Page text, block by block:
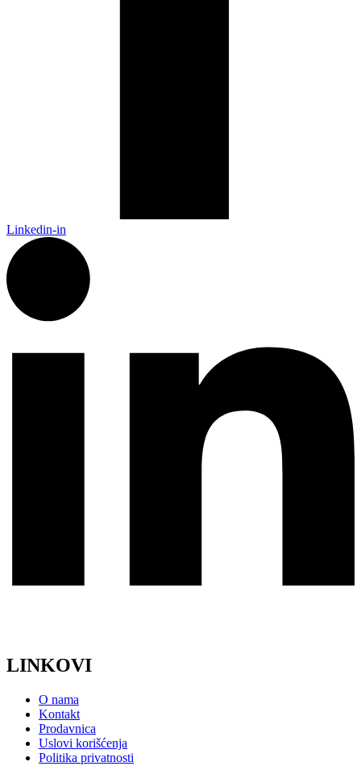
Linkedin-in
LINKOVI
O nama
Kontakt
Prodavnica
Uslovi korišćenja
Politika privatnosti